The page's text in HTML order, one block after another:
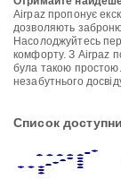
Airpaz пропонує
дозволяють
Насолоджуйтесь
комфорту. З Airpaz
була такою
незабутнього
Список